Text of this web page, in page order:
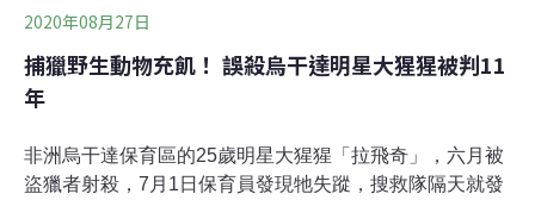
2020年08月27日
捕獵野生動物充飢！ 誤殺烏干達明星大猩猩被判11
年
非洲烏干達保育區的25歲明星大猩猩「拉飛奇」，六月被
盜獵者射殺，7月1日保育員發現牠失蹤，搜救隊隔天就發